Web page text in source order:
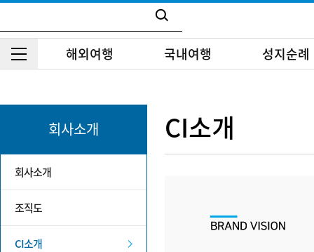
해외여행 국내여행 성지순례
회사소개
회사소개
조직도
CI소개
CI소개